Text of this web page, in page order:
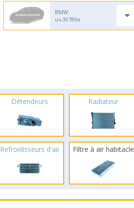
BMW
us-30789a
Détendeurs Radiateur
Refroidisseurs d'air Filtre à air habitacle